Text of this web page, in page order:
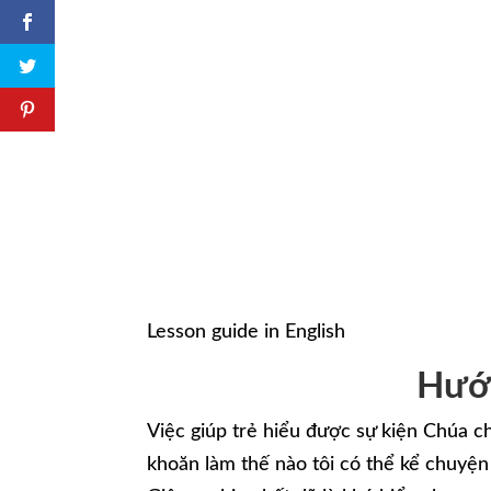
Lesson guide in English
Việc giúp trẻ hiểu được sự kiện Chúa
khoăn làm thế nào tôi có thể kể